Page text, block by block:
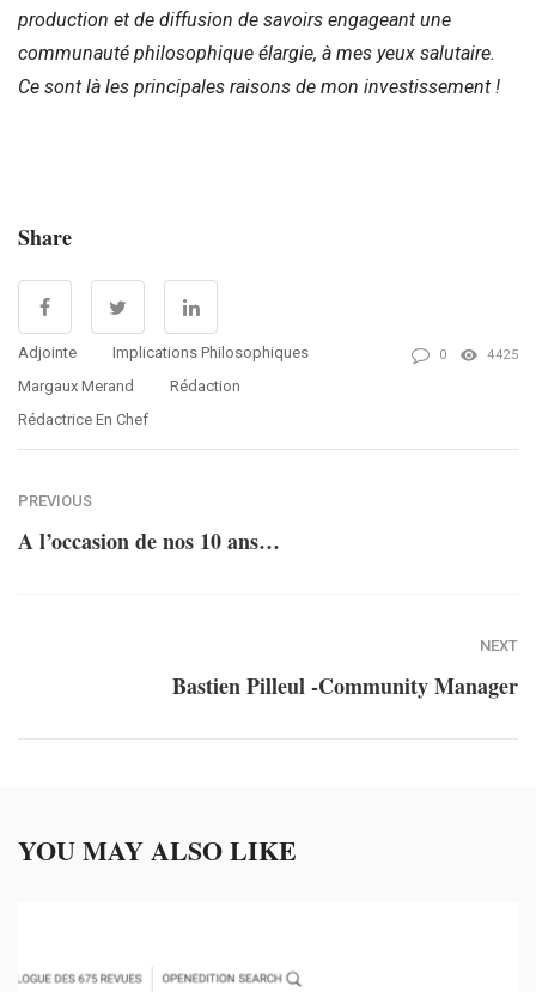
production et de diffusion de savoirs engageant une
communauté philosophique élargie, à mes yeux salutaire.
Ce sont là les principales raisons de mon investissement !
Share
Adjointe
Implications Philosophiques
Margaux Merand
Rédaction
Rédactrice En Chef
0 4425
PREVIOUS
A l’occasion de nos 10 ans…
NEXT
Bastien Pilleul -Community Manager
YOU MAY ALSO LIKE